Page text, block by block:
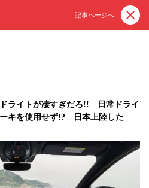
記事ページへ
ライトが凄すぎだろ!! 日常ドライ
キを使用せず!? 日本上陸した